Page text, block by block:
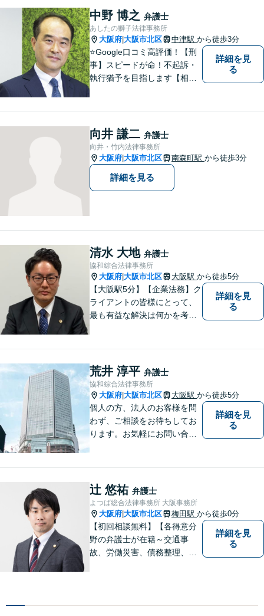
業務、税務処理等も対応して
おります。 お気軽にご相談く
ださい。
中野 博之 弁護士
あしたの獅子法律事務所
大阪府 大阪市北区 中津駅 から徒歩3分
⭐️Google口コミ高評価！【刑
事】スピードが命！不起訴・
執行猶予を目指します【相
財・労働問題【夜間・休日対
応】
詳細を見
る
向井 謙二 弁護士
向井・竹内法律事務所
大阪府 大阪市北区 南森町駅 から徒歩3分
詳細を見る
清水 大地 弁護士
協和綜合法律事務所
大阪府 大阪市北区 大阪駅 から徒歩5分
【大阪駅5分】【企業法務】ク
ライアントの皆様にとって、
最も有益な解決は何かを考え
からのアドバイスもできるよ
う日々精進してまいります。
詳細を見
る
荒井 淳平 弁護士
協和綜合法律事務所
大阪府 大阪市北区 大阪駅 から徒歩5分
個人の方、法人のお客様を問
わず、ご相談をお待ちしてお
ります。お気軽にお問い合わ
は他の弁護士宛ての場合は、
対応いたしかねます。
詳細を見
る
辻 悠祐 弁護士
よつば総合法律事務所 大阪事務所
大阪府 大阪市北区 梅田駅 から徒歩0分
【初回相談無料】【各得意分
野の弁護士が在籍～交通事
故、労働災害、債務整理、相
詳細を見
る